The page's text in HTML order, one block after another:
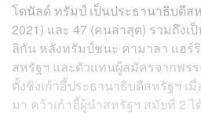
โดนัลด์ ทรัมป์ เป็นประธานาธิบดีส
2021) และ 47 (คนล่าสุด) รวมถึง
ลิกัน หลังทรัมป์ชนะ คามาลา แฮร์
สหรัฐฯ และตัวแทนผู้สมัครจากพร
ตั้งชิงเก้าอี้ประธานาธิบดีสหรัฐฯ
มา คว้าเก้าอี้ผู้นำสหรัฐฯ สมัยที่ 2 ไ